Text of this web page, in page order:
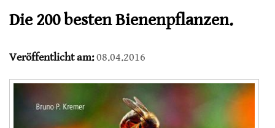
Die 200 besten Bienenpflanzen.
Veröffentlicht am:08.04.2016